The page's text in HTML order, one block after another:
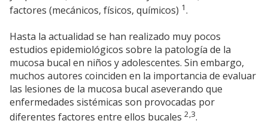
factores (mecánicos, físicos, químicos) 1.
Hasta la actualidad se han realizado muy pocos
estudios epidemiológicos sobre la patología de la
mucosa bucal en niños y adolescentes. Sin embargo,
muchos autores coinciden en la importancia de evaluar
las lesiones de la mucosa bucal aseverando que
enfermedades sistémicas son provocadas por
diferentes factores entre ellos bucales 2,3.